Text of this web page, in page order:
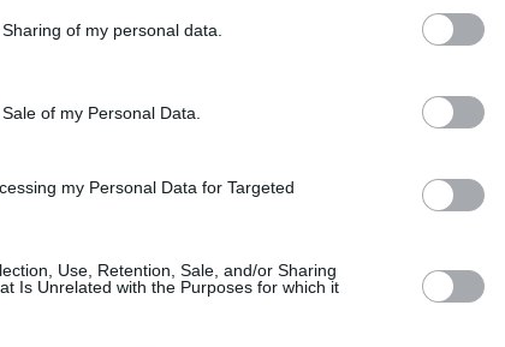
of my personal data.
of my Personal Data.
my Personal Data for Targeted
Use, Retention, Sale, and/or Sharing
Is Unrelated with the Purposes for which it